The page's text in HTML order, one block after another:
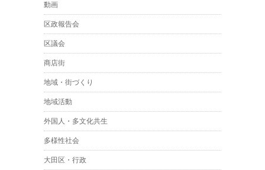
動画
区政報告会
区議会
商店街
地域・街づくり
地域活動
外国人・多文化共生
多様性社会
大田区・行政